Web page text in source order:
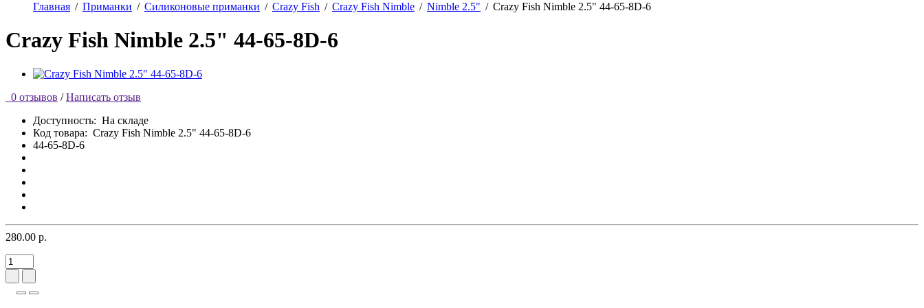
Главная / Приманки / Силиконовые приманки / Crazy Fish / Crazy Fish Nimble / Nimble 2.5" / Crazy Fish Nimble 2.5" 44-65-8D-6
Crazy Fish Nimble 2.5" 44-65-8D-6
0 отзывов / Написать отзыв
Доступность: На складе
Код товара: Crazy Fish Nimble 2.5" 44-65-8D-6
44-65-8D-6
280.00 р.